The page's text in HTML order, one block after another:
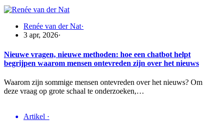
Renée van der Nat·
3 apr, 2026·
Nieuwe vragen, nieuwe methoden: hoe een chatbot helpt
begrijpen waarom mensen ontevreden zijn over het nieuws
Waarom zijn sommige mensen ontevreden over het nieuws? Om
deze vraag op grote schaal te onderzoeken,…
Artikel ·